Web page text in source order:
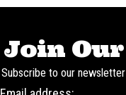
Join
Subscribe to our